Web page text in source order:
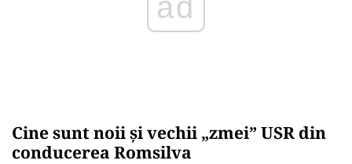
Cine sunt noii și vechii „zmei” USR din
conducerea Romsilva